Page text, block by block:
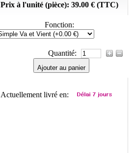
Prix à l'unité (pièce): 39.00 € (TTC)
Fonction:
Quantité:
Ajouter au panier
Actuellement livré en: